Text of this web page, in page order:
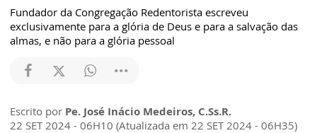
Fundador da Congregação Redentorista escreveu
exclusivamente para a glória de Deus e para a salvação das
almas, e não para a glória pessoal
Escrito por Pe. José Inácio Medeiros, C.Ss.R.
22 SET 2024 - 06H10 (Atualizada em 22 SET 2024 - 06H35)